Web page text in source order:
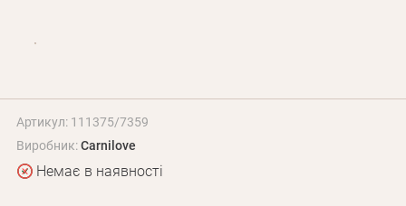
Артикул: 111375/7359
Виробник:Carnilove
Немає в наявності